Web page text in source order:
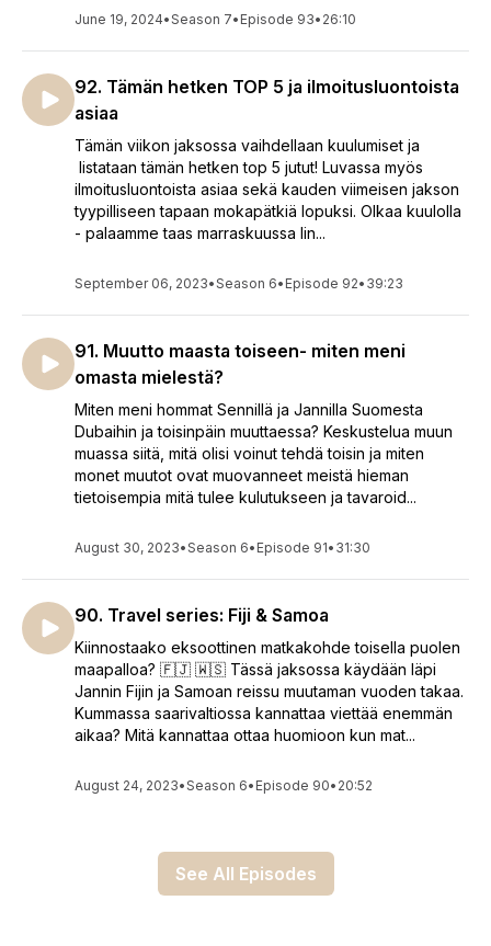
June 19, 2024•Season 7• Episode 93• 26:10
92. Tämän hetken TOP 5 ja ilmoitusluontoista
asiaa
Tämän viikon jaksossa vaihdellaan kuulumiset ja
listataan tämän hetken top 5 jutut! Luvassa myös
ilmoitusluontoista asiaa sekä kauden viimeisen jakson
tyypilliseen tapaan mokapätkiä lopuksi. Olkaa kuulolla
- palaamme taas marraskuussa lin...
September 06, 2023•Season 6• Episode 92• 39:23
91. Muutto maasta toiseen- miten meni
omasta mielestä?
Miten meni hommat Sennillä ja Jannilla Suomesta
Dubaihin ja toisinpäin muuttaessa? Keskustelua muun
muassa siitä, mitä olisi voinut tehdä toisin ja miten
monet muutot ovat muovanneet meistä hieman
tietoisempia mitä tulee kulutukseen ja tavaroid...
August 30, 2023•Season 6• Episode 91• 31:30
90. Travel series: Fiji & Samoa
Kiinnostaako eksoottinen matkakohde toisella puolen
maapalloa? 🇫🇯 🇼🇸 Tässä jaksossa käydään läpi
Jannin Fijin ja Samoan reissu muutaman vuoden takaa.
Kummassa saarivaltiossa kannattaa viettää enemmän
aikaa? Mitä kannattaa ottaa huomioon kun mat...
August 24, 2023•Season 6• Episode 90• 20:52
See All Episodes